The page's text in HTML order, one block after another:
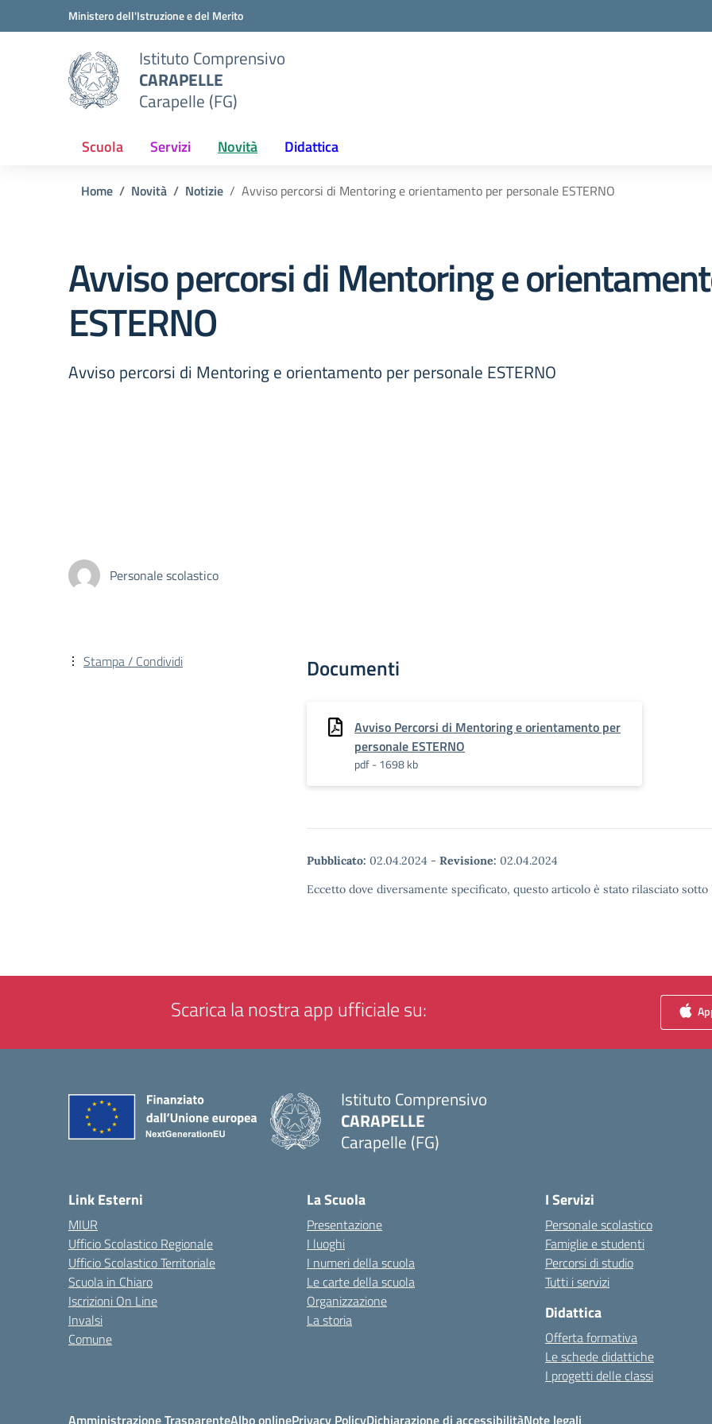
Vai ai contenuti
Vai al menu di navigazioneMinistero dell'Istruzione e del Merito
Istituto Comprensivo
CARAPELLE
Carapelle (FG)
Scuola Servizi Novità Didattica
Home Novità Notizie Avviso percorsi di Mentoring e orientamento per personale ESTERNO
Avviso percorsi di Mentoring e
ESTERNO
Avviso percorsi di Mentoring e orientamento per personale ESTERNO
Personale scolastico
Documenti
Avviso Percorsi di Mentoring e orientamento per
personale ESTERNO
pdf - 1698 kb
Pubblicato: 02.04.2024 - Revisione: 02.04.2024
Eccetto dove diversamente specificato, questo articolo è stato rilasciato
Stampa / Condividi
Scarica la nostra app ufficiale su:
Istituto Comprensivo
CARAPELLE
Carapelle (FG)
Link Esterni
MIUR
Ufficio Scolastico Regionale
Ufficio Scolastico Territoriale
Scuola in Chiaro
Iscrizioni On Line
Invalsi
Comune
La Scuola
Presentazione
I luoghi
I numeri della scuola
Le carte della scuola
Organizzazione
La storia
I Servizi
Personale scolastico
Famiglie e studenti
Percorsi di studio
Tutti i servizi
Didattica
Offerta formativa
Le schede didattiche
I progetti delle classi
Amministrazione TrasparenteAlbo onlinePrivacy PolicyDichiarazione di accessibilitàNote legali